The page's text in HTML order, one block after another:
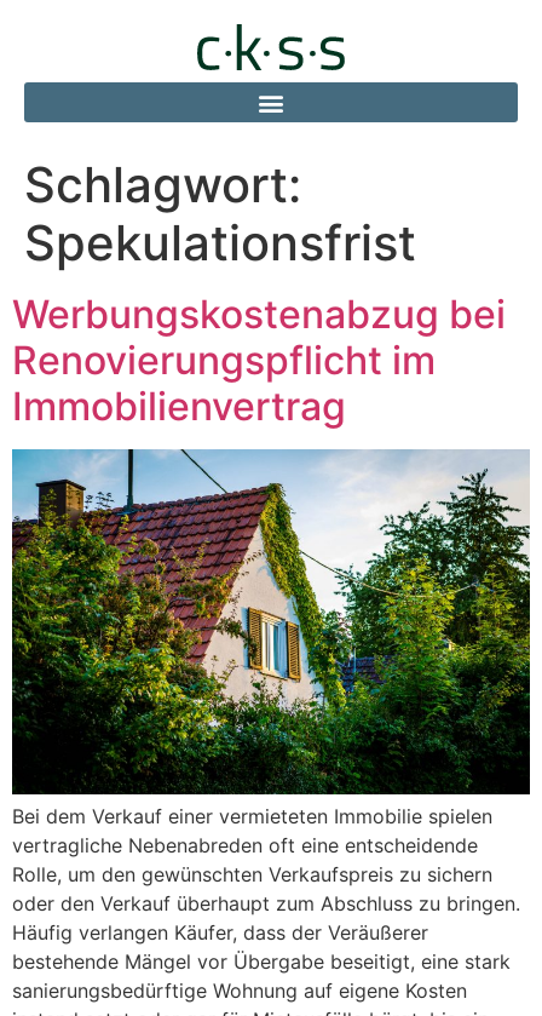
Schlagwort:
Spekulationsfrist
Werbungskostenabzug bei
Renovierungspflicht im
Immobilienvertrag
Bei dem Verkauf einer vermieteten Immobilie spielen
vertragliche Nebenabreden oft eine entscheidende
Rolle, um den gewünschten Verkaufspreis zu sichern
oder den Verkauf überhaupt zum Abschluss zu bringen.
Häufig verlangen Käufer, dass der Veräußerer
bestehende Mängel vor Übergabe beseitigt, eine stark
sanierungsbedürftige Wohnung auf eigene Kosten